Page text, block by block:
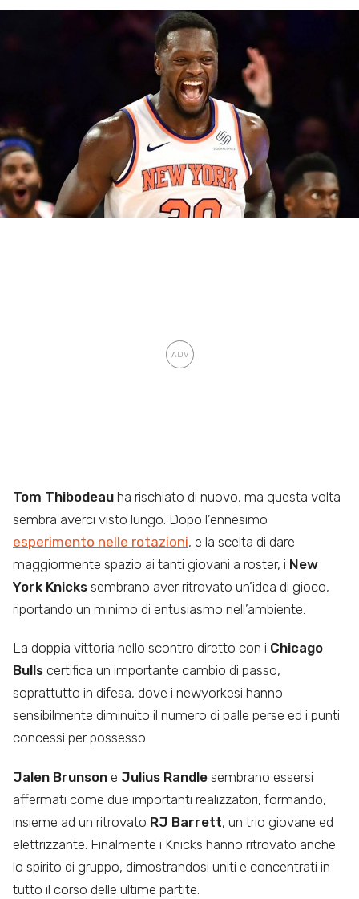
Tom Thibodeau ha rischiato di nuovo, ma questa volta
sembra averci visto lungo. Dopo l’ennesimo
esperimento nelle rotazioni, e la scelta di dare
maggiormente spazio ai tanti giovani a roster, i New
York Knicks sembrano aver ritrovato un’idea di gioco,
riportando un minimo di entusiasmo nell’ambiente.
La doppia vittoria nello scontro diretto con i Chicago
Bulls certifica un importante cambio di passo,
soprattutto in difesa, dove i newyorkesi hanno
sensibilmente diminuito il numero di palle perse ed i punti
concessi per possesso.
Jalen Brunson e Julius Randle sembrano essersi
affermati come due importanti realizzatori, formando,
insieme ad un ritrovato RJ Barrett, un trio giovane ed
elettrizzante. Finalmente i Knicks hanno ritrovato anche
lo spirito di gruppo, dimostrandosi uniti e concentrati in
tutto il corso delle ultime partite.